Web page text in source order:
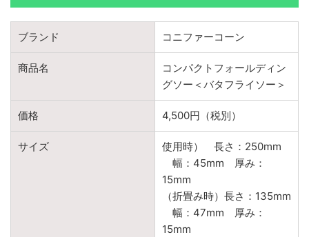
ブランド コニファーコーン
商品名
コンパクトフォールディン
グソー＜バタフライソー＞
価格 4,500円（税別）
サイズ
使用時） 長さ：250mm
幅：45mm 厚み：
15mm
（折畳み時）長さ：135mm
幅：47mm 厚み：
15mm